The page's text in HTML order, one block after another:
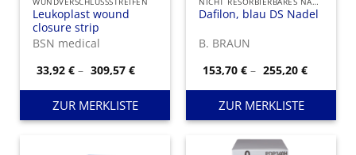
Leukoplast wound
closure strip
BSN medical
33,92€ – 309,57€Preisspanne:
33,92 €
bis
309,57 €
ZUR MERKLISTE
Dafilon, blau DS Nadel
B. BRAUN
153,70€ – 255,20€
153,70 €
bis
ZUR MERKLISTE